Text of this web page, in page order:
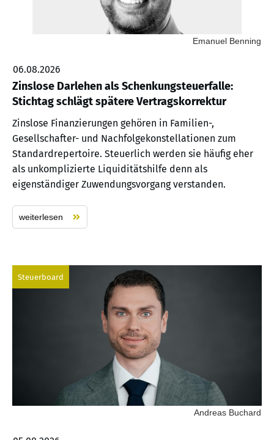
Emanuel Benning
06.08.2026
Zinslose Darlehen als Schenkungsteuerfalle:
Stichtag schlägt spätere Vertragskorrektur
Zinslose Finanzierungen gehören in Familien-,
Gesellschafter- und Nachfolgekonstellationen zum
Standardrepertoire. Steuerlich werden sie häufig eher
als unkomplizierte Liquiditätshilfe denn als
eigenständiger Zuwendungsvorgang verstanden.
weiterlesen
Steuerboard
Andreas Buchard